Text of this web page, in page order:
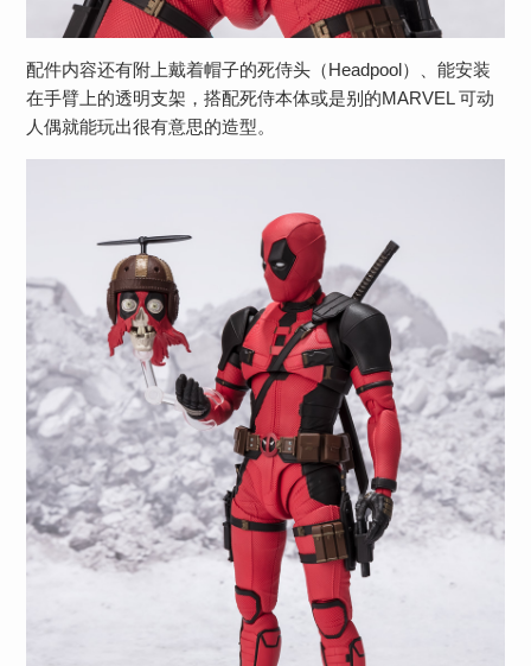
配件内容还有附上戴着帽子的死侍头（Headpool）、能安装
在手臂上的透明支架，搭配死侍本体或是别的MARVEL 可动
人偶就能玩出很有意思的造型。